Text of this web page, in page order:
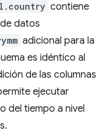
contiene
datos
adicional para la
es idéntico al
de las columnas
ejecutar
del tiempo a nivel